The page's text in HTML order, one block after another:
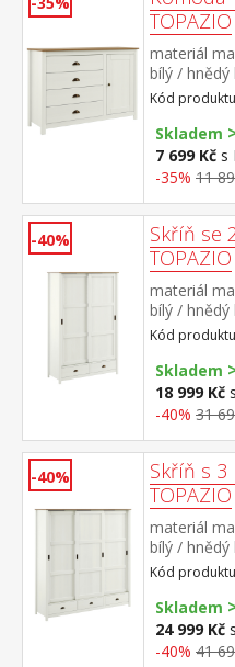
TOPAZIO
materiál
bílý /
úchytkou,
s
Kód
Skladem
7 699 Kč s
-35% 11
-40%
Skříň se
TOPAZIO
materiál
bílý /
prostor
kovová
části 4
úchytkami
Kód
Skladem
18 999 Kč
-40% 31
-40%
Skříň s 3
TOPAZIO
materiál
bílý /
prostor
části
střední
kovovými
Kód
Skladem
24 999 Kč
-40% 41